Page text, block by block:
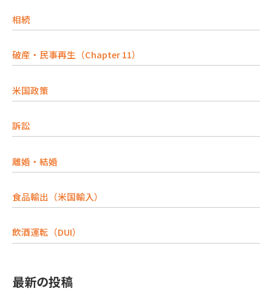
相続
破産・民事再生（Chapter 11）
米国政策
訴訟
離婚・結婚
食品輸出（米国輸入）
飲酒運転（DUI）
最新の投稿